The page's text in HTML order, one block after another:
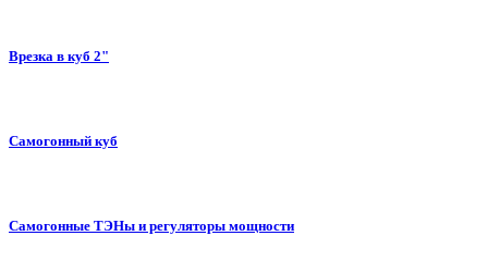
Врезка в куб 2"
Самогонный куб
Самогонные ТЭНы и регуляторы мощности